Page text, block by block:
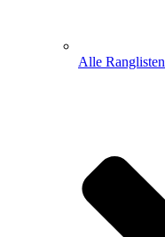
Alle Ranglisten